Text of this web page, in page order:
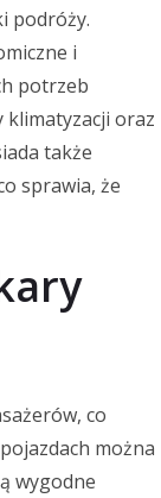
podróży.
i
potrzeb
klimatyzacji oraz
także
sprawia, że
co
można
wygodne